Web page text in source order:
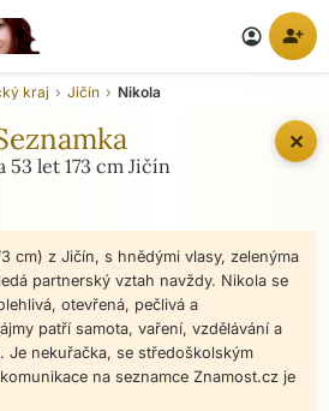
account_circle person_add
✕
kraj Jičín Nikola
53 let 173 cm Jičín
cm) z Jičín, s hnědými vlasy, zelenýma
partnerský vztah navždy. Nikola se
otevřená, pečlivá a
patří samota, vaření, vzdělávání a
Je nekuřačka, se středoškolským
na seznamce Znamost.cz je